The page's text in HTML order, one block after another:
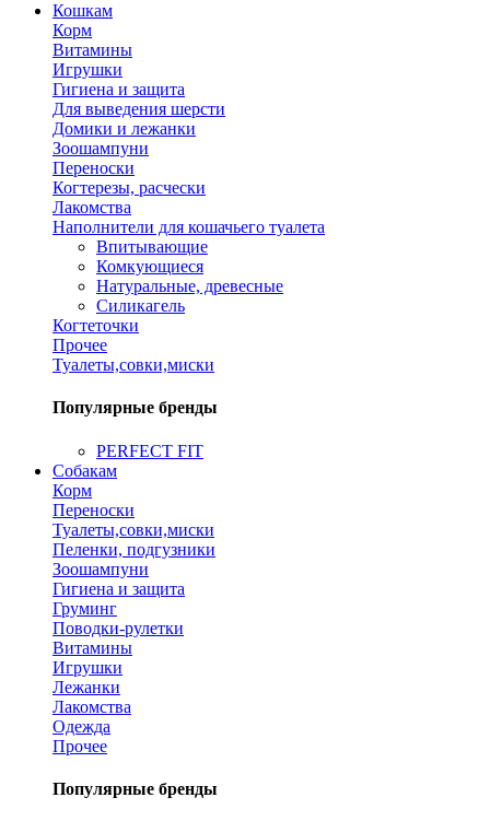
Кошкам
Корм
Витамины
Игрушки
Гигиена и защита
Для выведения шерсти
Домики и лежанки
Зоошампуни
Переноски
Когтерезы, расчески
Лакомства
Наполнители для кошачьего туалета
Впитывающие
Комкующиеся
Натуральные, древесные
Силикагель
Когтеточки
Прочее
Туалеты,совки,миски
Популярные бренды
PERFECT FIT
Собакам
Корм
Переноски
Туалеты,совки,миски
Пеленки, подгузники
Зоошампуни
Гигиена и защита
Груминг
Поводки-рулетки
Витамины
Игрушки
Лежанки
Лакомства
Одежда
Прочее
Популярные бренды